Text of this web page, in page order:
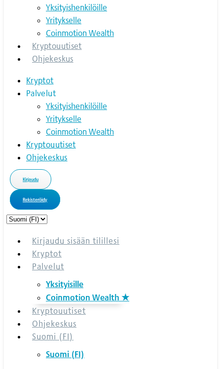
Yksityishenkilöille
Yritykselle
Coinmotion Wealth
Kryptouutiset
Ohjekeskus
Kryptot
Palvelut
Yksityishenkilöille
Yritykselle
Coinmotion Wealth
Kryptouutiset
Ohjekeskus
Kirjaudu
Rekisteröidy
Choose
languageKirjaudu sisään tilillesi
Kryptot
Palvelut
Yksityisille
Coinmotion Wealth ★
Kryptouutiset
Ohjekeskus
Suomi (FI)
Suomi (FI)